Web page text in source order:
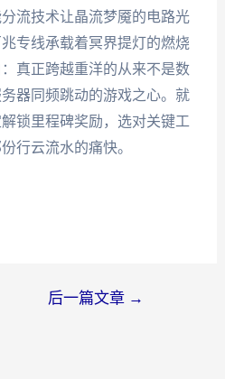
流技术让晶流梦魇的电路光
专线承载着冥界提灯的燃烧
真正跨越重洋的从来不是数
器同频跳动的游戏之心。就
锁里程碑奖励，选对关键工
行云流水的痛快。
后一篇文章 →